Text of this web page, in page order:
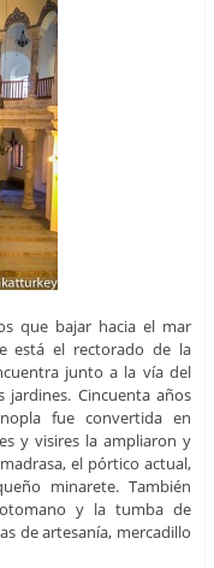
que bajar hacia el mar
está el rectorado de la
junto a la vía del
Cincuenta años
fue convertida en
y visires la ampliaron y
el pórtico actual,
minarete. También
y la tumba de
de artesanía, mercadillo